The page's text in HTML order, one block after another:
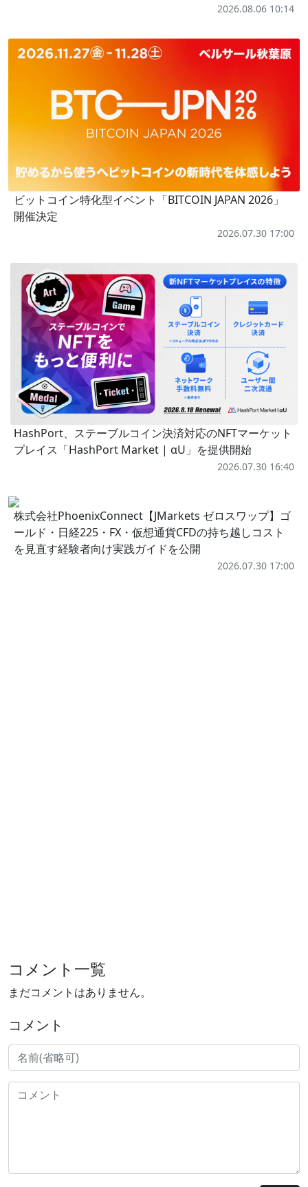
2026.08.06 10:14
ビットコイン特化型イベント「BITCOIN JAPAN 2026」
開催決定
2026.07.30 17:00
HashPort、ステーブルコイン決済対応のNFTマーケット
プレイス「HashPort Market | αU」を提供開始
2026.07.30 16:40
株式会社PhoenixConnect【JMarkets ゼロスワップ】ゴ
ールド・日経225・FX・仮想通貨CFDの持ち越しコスト
を見直す経験者向け実践ガイドを公開
2026.07.30 17:00
コメント一覧
まだコメントはありません。
コメント